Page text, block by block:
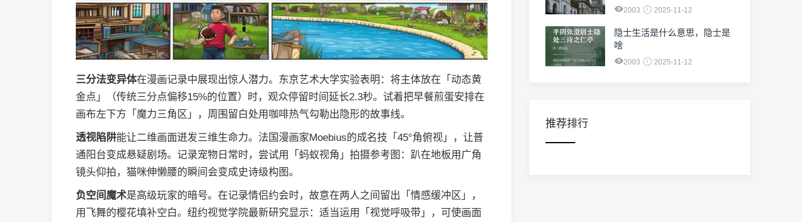
三分法变异体在漫画记录中展现出惊人潜力。东京艺术大学实验表明：将主体放在「动态黄
金点」（传统三分点偏移15%的位置）时，观众停留时间延长2.3秒。试着把早餐煎蛋安排在
画布左下方「魔力三角区」，周围留白处用咖啡热气勾勒出隐形的故事线。
透视陷阱能让二维画面迸发三维生命力。法国漫画家Moebius的成名技「45°角俯视」，让普
通阳台变成悬疑剧场。记录宠物日常时，尝试用「蚂蚁视角」拍摄参考图：趴在地板用广角
镜头仰拍，猫咪伸懒腰的瞬间会变成史诗级构图。
负空间魔术是高级玩家的暗号。在记录情侣约会时，故意在两人之间留出「情感缓冲区」，
用飞舞的樱花填补空白。纽约视觉学院最新研究显示：适当运用「视觉呼吸带」，可使画面
2003 2025-11-12
隐士生活是什么意思，隐士是
啥
2003 2025-11-12
推荐排行